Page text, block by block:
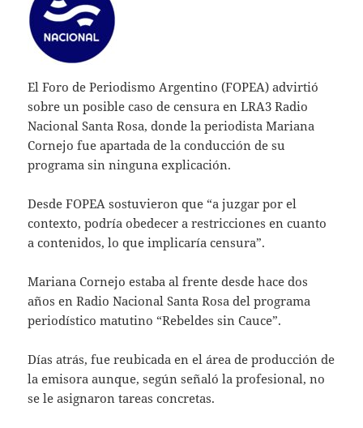
El Foro de Periodismo Argentino (FOPEA) advirtió
sobre un posible caso de censura en LRA3 Radio
Nacional Santa Rosa, donde la periodista Mariana
Cornejo fue apartada de la conducción de su
programa sin ninguna explicación.
Desde FOPEA sostuvieron que “a juzgar por el
contexto, podría obedecer a restricciones en cuanto
a contenidos, lo que implicaría censura”.
Mariana Cornejo estaba al frente desde hace dos
años en Radio Nacional Santa Rosa del programa
periodístico matutino “Rebeldes sin Cauce”.
Días atrás, fue reubicada en el área de producción de
la emisora aunque, según señaló la profesional, no
se le asignaron tareas concretas.